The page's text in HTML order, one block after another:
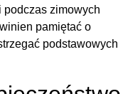
zimowych
pamiętać o
podstawowych